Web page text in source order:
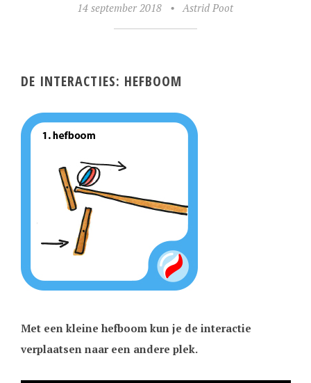
14 september 2018 • Astrid Poot
DE INTERACTIES: HEFBOOM
Met een kleine hefboom kun je de interactie
verplaatsen naar een andere plek.